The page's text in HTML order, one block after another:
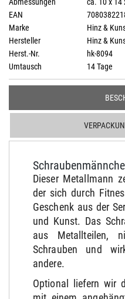
EAN
Marke
Hinz &
Hersteller
Hinz &
Herst.-Nr.
hk-8094
Umtausch
14 Tage
Dieser Metallmann
der sich durch
Geschenk aus der
und Kunst. Das
aus Metallteilen,
Schrauben und
andere.
Optional liefern wir